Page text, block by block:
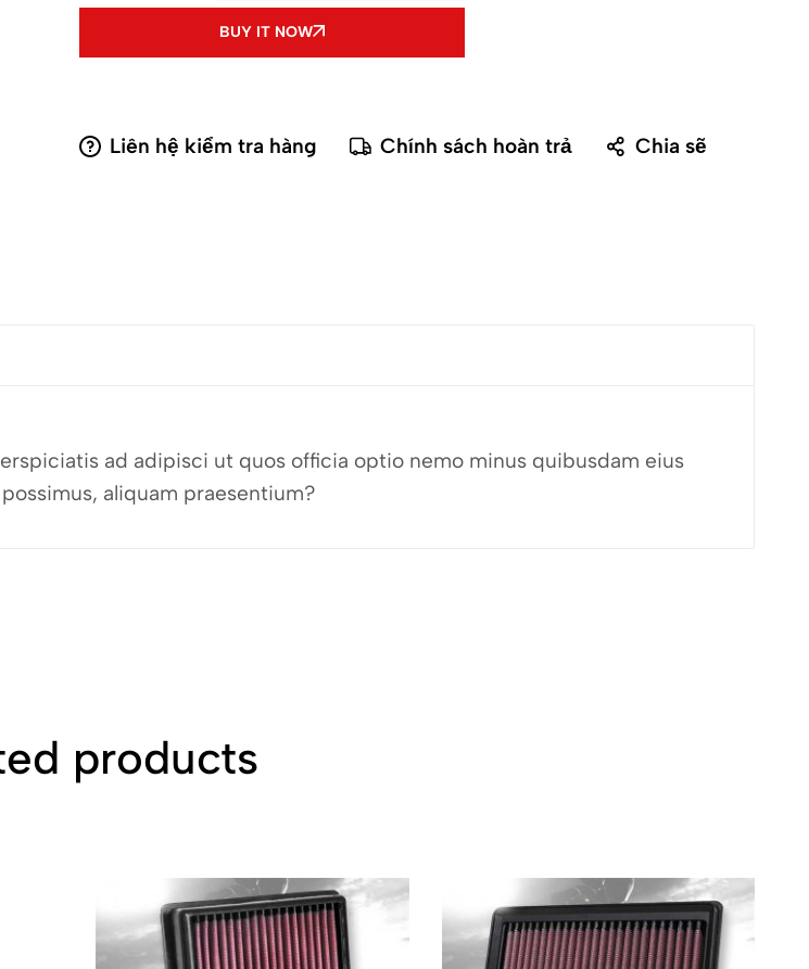
BUY IT NOW
Liên hệ kiểm tra hàng Chính sách hoàn trả Chia sẽ
ad adipisci ut quos officia optio nemo minus quibusdam eius
aliquam praesentium?
products